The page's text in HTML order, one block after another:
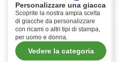
Personalizzare una giacca
Scoprite la nostra ampia scelta
di giacche da personalizzare
con ricami o altri tipi di stampa,
per uomo e donna.
Vedere la categoria